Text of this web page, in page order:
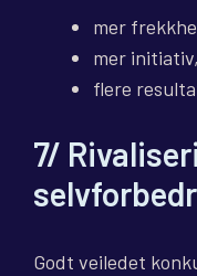
mer
mer initiativ,
flere
7/
Godt veiledet